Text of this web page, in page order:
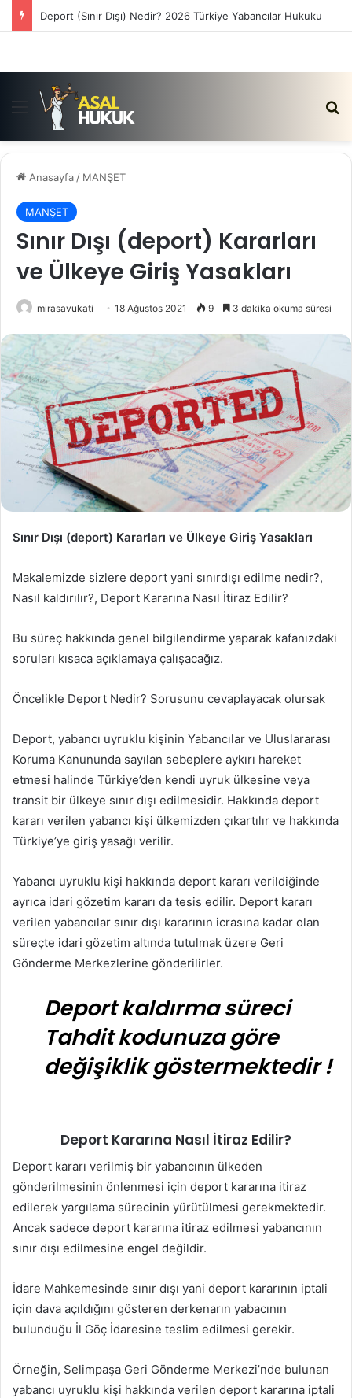
Deport (Sınır Dışı) Nedir? 2026 Türkiye Yabancılar Hukuku
Menü
Anasayfa / MANŞET
MANŞET
Sınır Dışı (deport) Kararları
ve Ülkeye Giriş Yasakları
mirasavukati 18 Ağustos 2021 9 3 dakika okuma süresi
Sınır Dışı (deport) Kararları ve Ülkeye Giriş Yasakları
Makalemizde sizlere deport yani sınırdışı edilme nedir?,
Nasıl kaldırılır?, Deport Kararına Nasıl İtiraz Edilir?
Bu süreç hakkında genel bilgilendirme yaparak kafanızdaki
soruları kısaca açıklamaya çalışacağız.
Öncelikle Deport Nedir? Sorusunu cevaplayacak olursak
Deport, yabancı uyruklu kişinin Yabancılar ve Uluslararası
Koruma Kanununda sayılan sebeplere aykırı hareket
etmesi halinde Türkiye’den kendi uyruk ülkesine veya
transit bir ülkeye sınır dışı edilmesidir. Hakkında deport
kararı verilen yabancı kişi ülkemizden çıkartılır ve hakkında
Türkiye’ye giriş yasağı verilir.
Yabancı uyruklu kişi hakkında deport kararı verildiğinde
ayrıca idari gözetim kararı da tesis edilir. Deport kararı
verilen yabancılar sınır dışı kararının icrasına kadar olan
süreçte idari gözetim altında tutulmak üzere Geri
Gönderme Merkezlerine gönderilirler.
Deport kaldırma süreci
Tahdit kodunuza göre
değişiklik göstermektedir !
Deport Kararına Nasıl İtiraz Edilir?
Deport kararı verilmiş bir yabancının ülkeden
gönderilmesinin önlenmesi için deport kararına itiraz
edilerek yargılama sürecinin yürütülmesi gerekmektedir.
Ancak sadece deport kararına itiraz edilmesi yabancının
sınır dışı edilmesine engel değildir.
İdare Mahkemesinde sınır dışı yani deport kararının iptali
için dava açıldığını gösteren derkenarın yabacının
bulunduğu İl Göç İdaresine teslim edilmesi gerekir.
Örneğin, Selimpaşa Geri Gönderme Merkezi’nde bulunan
yabancı uyruklu kişi hakkında verilen deport kararına iptali